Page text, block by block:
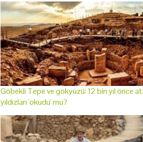
Göbekli Tepe ve gökyüzü: 12 bin yıl önce
yıldızları 'okudu' mu?